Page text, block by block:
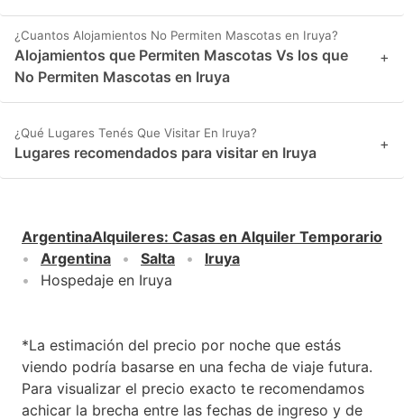
¿Cuantos Alojamientos No Permiten Mascotas en Iruya?
Alojamientos que Permiten Mascotas Vs los que
No Permiten Mascotas en Iruya
+
¿Qué Lugares Tenés Que Visitar En Iruya?
Lugares recomendados para visitar en Iruya +
ArgentinaAlquileres: Casas en Alquiler Temporario
Argentina
Salta
Iruya
Hospedaje en Iruya
*La estimación del precio por noche que estás
viendo podría basarse en una fecha de viaje futura.
Para visualizar el precio exacto te recomendamos
achicar la brecha entre las fechas de ingreso y de